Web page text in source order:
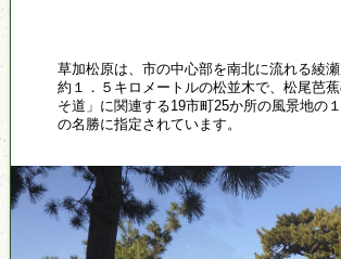
草加松原は、市の中心部を南北に流れる綾
約１．５キロメートルの松並木で、松尾芭
そ道」に関連する19市町25か所の風景地の
の名勝に指定されています。